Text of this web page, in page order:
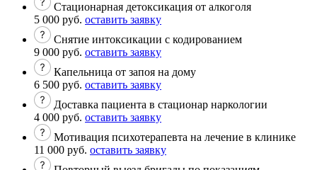
Стационарная детоксикация от алкоголя
5 000 руб. оставить заявку
Снятие интоксикации с кодированием
9 000 руб. оставить заявку
Капельница от запоя на дому
6 500 руб. оставить заявку
Доставка пациента в стационар наркологии
4 000 руб. оставить заявку
Мотивация психотерапевта на лечение в клинике
11 000 руб. оставить заявку